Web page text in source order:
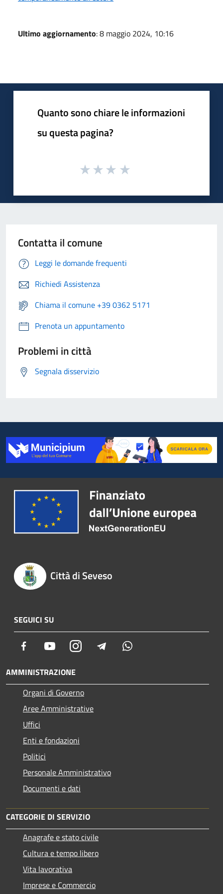
Ultimo aggiornamento: 8 maggio 2024, 10:16
Quanto sono chiare le informazioni
su questa pagina?
Contatta il comune
Leggi le domande frequenti
Richiedi Assistenza
Chiama il comune +39 0362 5171
Prenota un appuntamento
Problemi in città
Segnala disservizio
Città di Seveso
SEGUICI SU
Facebook YoutubeInstagram Telegram
AMMINISTRAZIONE
Organi di Governo
Aree Amministrative
Uffici
Enti e fondazioni
Politici
Personale Amministrativo
Documenti e dati
CATEGORIE DI SERVIZIO
Anagrafe e stato civile
Cultura e tempo libero
Vita lavorativa
Imprese e Commercio